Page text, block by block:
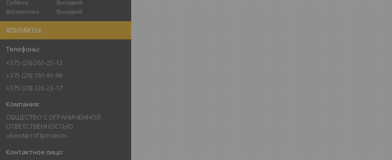
Суббота
Выходной
Воскресенье
Выходной
КОНТАКТЫ
+375 (29) 261-25-12
+375 (29) 191-91-96
+375 (29) 126-23-17
ОБЩЕСТВО С ОГРАНИЧЕННОЙ
ОТВЕТСТВЕННОСТЬЮ
«БелАвтоПрезент»